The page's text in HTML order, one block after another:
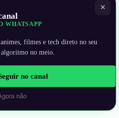
×
WHATSAPP
filmes e tech direto no seu
no meio.
no canal
não